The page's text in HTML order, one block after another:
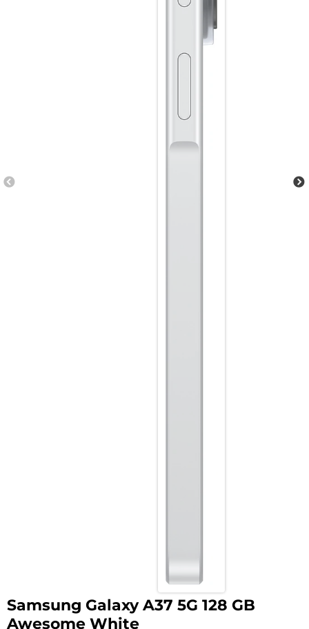
Samsung Galaxy A37 5G 128 GB
Awesome White